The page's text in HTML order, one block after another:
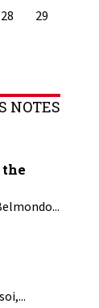
28
29
NOTES